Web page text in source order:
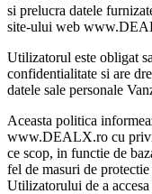
si prelucra datele
site-ului web
Utilizatorul este obligat
confidentialitate si are
datele sale personale
Aceasta politica
www.DEALX.ro cu
ce scop, in functie de
fel de masuri de
Utilizatorului de a accesa